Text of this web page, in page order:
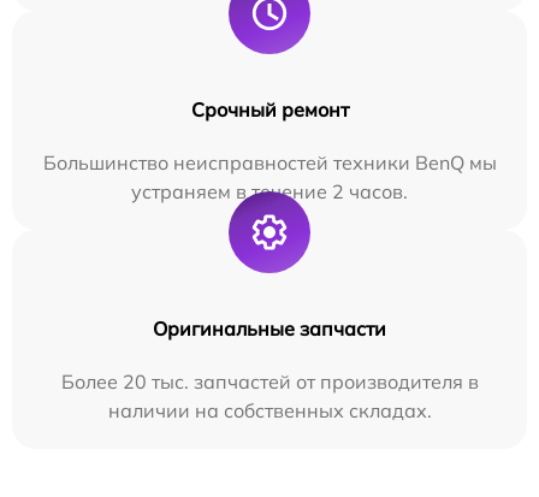
Срочный ремонт
Большинство неисправностей техники BenQ мы
устраняем в течение 2 часов.
Оригинальные запчасти
Более 20 тыс. запчастей от производителя в
наличии на собственных складах.